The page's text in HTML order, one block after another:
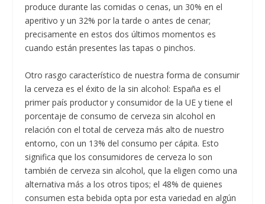
produce durante las comidas o cenas, un 30% en el
aperitivo y un 32% por la tarde o antes de cenar;
precisamente en estos dos últimos momentos es
cuando están presentes las tapas o pinchos.
Otro rasgo característico de nuestra forma de consumir
la cerveza es el éxito de la sin alcohol: España es el
primer país productor y consumidor de la UE y tiene el
porcentaje de consumo de cerveza sin alcohol en
relación con el total de cerveza más alto de nuestro
entorno, con un 13% del consumo per cápita. Esto
significa que los consumidores de cerveza lo son
también de cerveza sin alcohol, que la eligen como una
alternativa más a los otros tipos; el 48% de quienes
consumen esta bebida opta por esta variedad en algún